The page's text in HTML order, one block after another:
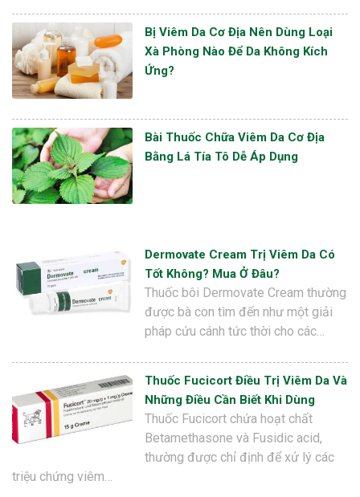
Bị Viêm Da Cơ Địa Nên Dùng Loại
Xà Phòng Nào Để Da Không Kích
Ứng?
Bài Thuốc Chữa Viêm Da Cơ Địa
Bằng Lá Tía Tô Dễ Áp Dụng
Dermovate Cream Trị Viêm Da Có
Tốt Không? Mua Ở Đâu?
Thuốc bôi Dermovate Cream thường
được bà con tìm đến như một giải
pháp cứu cánh tức thời cho các…
Thuốc Fucicort Điều Trị Viêm Da Và
Những Điều Cần Biết Khi Dùng
Thuốc Fucicort chứa hoạt chất
Betamethasone và Fusidic acid,
thường được chỉ định để xử lý các
triệu chứng viêm…